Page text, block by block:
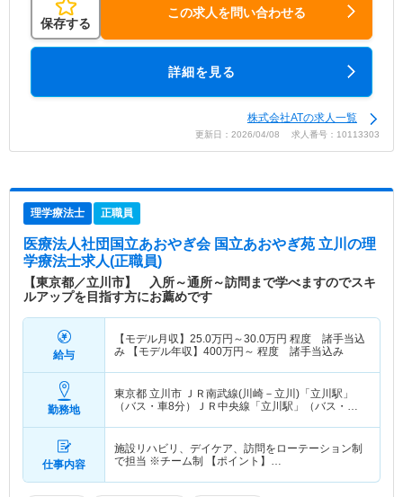
保存する
この求人を問い合わせる
詳細を見る
株式会社ATの求人一覧
更新日：2026/04/08 求人番号：10113303
理学療法士 正職員
医療法人社団国立あおやぎ会 国立あおやぎ苑 立川 の理
学療法士求人(正職員)
【東京都／立川市】 入所～通所～訪問まで学べますのでスキ
ルアップを目指す方にお薦めです
給与
【モデル月収】 25.0万円～30.0万円 程度 諸手当込
み 【モデル年収】 400万円～ 程度 諸手当込み
勤務地
東京都 立川市 ＪＲ南武線(川崎－立川)「立川駅」
（バス・車8分）ＪＲ中央線「立川駅」（バス・車8
仕事内容
施設リハビリ、デイケア、訪問をローテーション制
で担当 ※チーム制 【ポイント】…